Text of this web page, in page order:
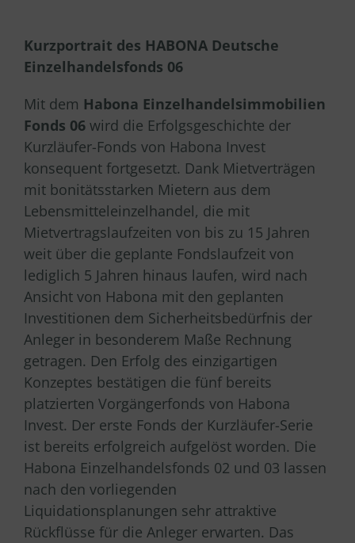
Kurzportrait des HABONA Deutsche
Einzelhandelsfonds 06
Mit dem Habona Einzelhandelsimmobilien
Fonds 06 wird die Erfolgsgeschichte der
Kurzläufer-Fonds von Habona Invest
konsequent fortgesetzt. Dank Mietverträgen
mit bonitätsstarken Mietern aus dem
Lebensmitteleinzelhandel, die mit
Mietvertragslaufzeiten von bis zu 15 Jahren
weit über die geplante Fondslaufzeit von
lediglich 5 Jahren hinaus laufen, wird nach
Ansicht von Habona mit den geplanten
Investitionen dem Sicherheitsbedürfnis der
Anleger in besonderem Maße Rechnung
getragen. Den Erfolg des einzigartigen
Konzeptes bestätigen die fünf bereits
platzierten Vorgängerfonds von Habona
Invest. Der erste Fonds der Kurzläufer-Serie
ist bereits erfolgreich aufgelöst worden. Die
Habona Einzelhandelsfonds 02 und 03 lassen
nach den vorliegenden
Liquidationsplanungen sehr attraktive
Rückflüsse für die Anleger erwarten. Das